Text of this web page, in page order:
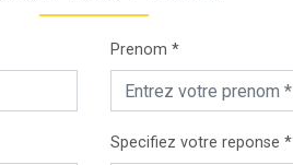
Prenom *
Specifiez votre reponse *